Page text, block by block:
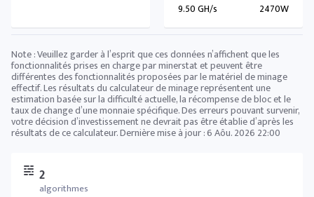
2
algorithmes
9.50 GH/s 2470W
Note : Veuillez garder à l’esprit que ces données n’affichent que les
fonctionnalités prises en charge par minerstat et peuvent être
différentes des fonctionnalités proposées par le matériel de minage
effectif. Les résultats du calculateur de minage représentent une
estimation basée sur la difficulté actuelle, la récompense de bloc et le
taux de change d’une monnaie spécifique. Des erreurs pouvant survenir,
votre décision d’investissement ne devrait pas être établie d’après les
résultats de ce calculateur. Dernière mise à jour :6 Aôu. 2026 22:00